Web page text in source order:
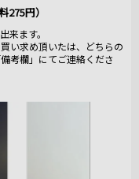
275円）
来ます。
い求め頂いたは、どちらの
考欄」にてご連絡くださ